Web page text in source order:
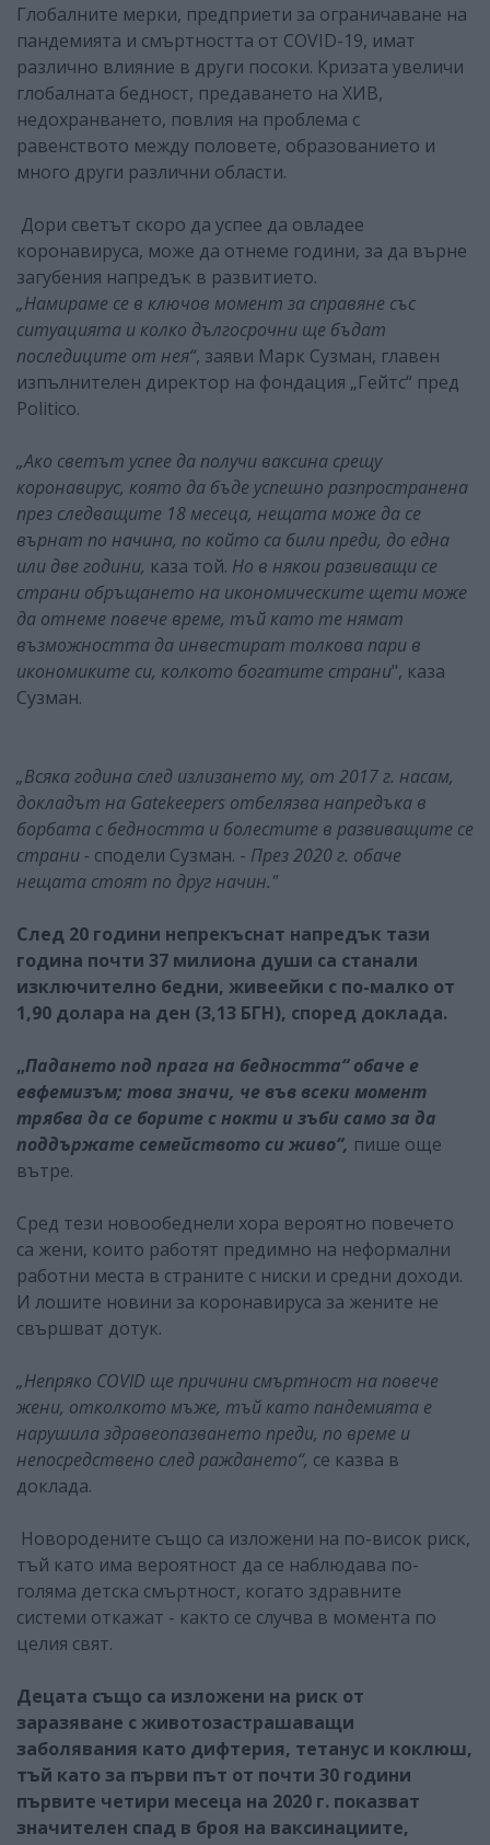
Глобалните мерки, предприети за ограничаване на
пандемията и смъртността от COVID-19, имат
различно влияние в други посоки. Кризата увеличи
глобалната бедност, предаването на ХИВ,
недохранването, повлия на проблема с
равенството между половете, образованието и
много други различни области.
Дори светът скоро да успее да овладее
коронавируса, може да отнеме години, за да върне
загубения напредък в развитието.
„Намираме се в ключов момент за справяне със
ситуацията и колко дългосрочни ще бъдат
последиците от нея“, заяви Марк Сузман, главен
изпълнителен директор на фондация „Гейтс“ пред
Politico.
„Ако светът успее да получи ваксина срещу
коронавирус, която да бъде успешно разпространена
през следващите 18 месеца, нещата може да се
върнат по начина, по който са били преди, до една
или две години, каза той. Но в някои развиващи се
страни обръщането на икономическите щети може
да отнеме повече време, тъй като те нямат
възможността да инвестират толкова пари в
икономиките си, колкото богатите страни", каза
Сузман.
„Всяка година след излизането му, от 2017 г. насам,
докладът на Gatekeepers отбелязва напредъка в
борбата с бедността и болестите в развиващите се
страни - сподели Сузман. - През 2020 г. обаче
нещата стоят по друг начин."
След 20 години непрекъснат напредък тази
година почти 37 милиона души са станали
изключително бедни, живеейки с по-малко от
1,90 долара на ден (3,13 БГН), според доклада.
„Падането под прага на бедността“ обаче е
евфемизъм; това значи, че във всеки момент
трябва да се борите с нокти и зъби само за да
поддържате семейството си живо“, пише още
вътре.
Сред тези новообеднели хора вероятно повечето
са жени, които работят предимно на неформални
работни места в страните с ниски и средни доходи.
И лошите новини за коронавируса за жените не
свършват дотук.
„Непряко COVID ще причини смъртност на повече
жени, отколкото мъже, тъй като пандемията е
нарушила здравеопазването преди, по време и
непосредствено след раждането“, се казва в
доклада.
Новородените също са изложени на по-висок риск,
тъй като има вероятност да се наблюдава по-
голяма детска смъртност, когато здравните
системи откажат - както се случва в момента по
целия свят.
Децата също са изложени на риск от
заразяване с животозастрашаващи
заболявания като дифтерия, тетанус и коклюш,
тъй като за първи път от почти 30 години
първите четири месеца на 2020 г. показват
значителен спад в броя на ваксинациите,